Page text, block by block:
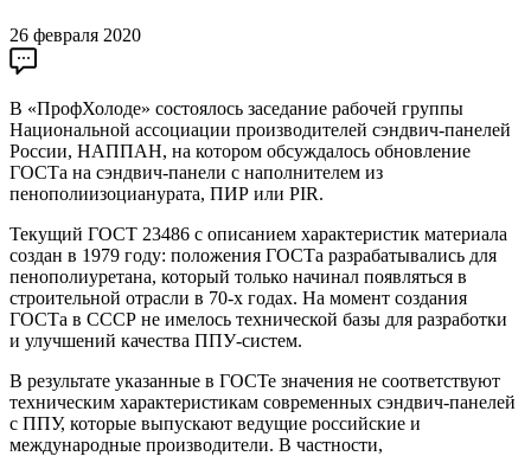
26 февраля 2020
В «ПрофХолоде» состоялось заседание рабочей группы
Национальной ассоциации производителей сэндвич-панелей
России, НАППАН, на котором обсуждалось обновление
ГОСТа на сэндвич-панели с наполнителем из
пенополиизоцианурата, ПИР или PIR.
Текущий ГОСТ 23486 с описанием характеристик материала
создан в 1979 году: положения ГОСТа разрабатывались для
пенополиуретана, который только начинал появляться в
строительной отрасли в 70-х годах. На момент создания
ГОСТа в СССР не имелось технической базы для разработки
и улучшений качества ППУ-систем.
В результате указанные в ГОСТе значения не соответствуют
техническим характеристикам современных сэндвич-панелей
с ППУ, которые выпускают ведущие российские и
международные производители. В частности,